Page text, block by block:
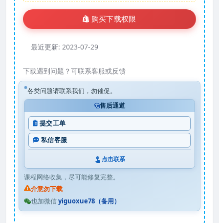
购买下载权限
最近更新: 2023-07-29
下载遇到问题？可联系客服或反馈
各类问题请联系我们，勿催促。
售后通道
提交工单
私信客服
点击联系
课程网络收集，尽可能修复完整。
介意勿下载
也加微信yiguoxue78（备用）